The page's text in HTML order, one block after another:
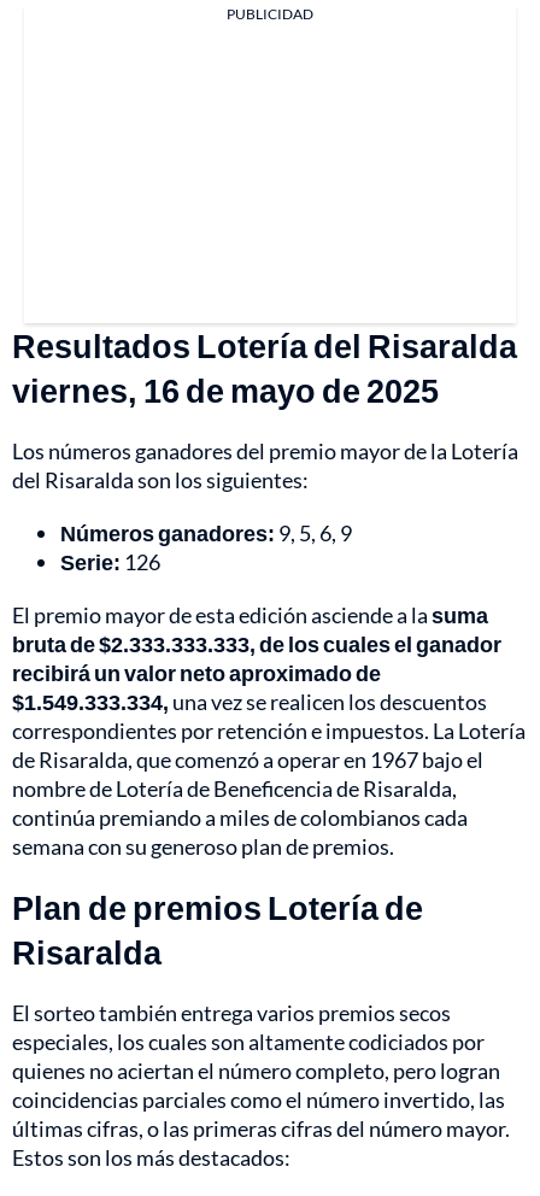
PUBLICIDAD
Resultados Lotería del Risaralda
viernes, 16 de mayo de 2025
Los números ganadores del premio mayor de la Lotería
del Risaralda son los siguientes:
Números ganadores: 9, 5, 6, 9
Serie: 126
El premio mayor de esta edición asciende a lasuma
bruta de $2.333.333.333, de los cuales el ganador
recibirá un valor neto aproximado de
$1.549.333.334, una vez se realicen los descuentos
correspondientes por retención e impuestos. La Lotería
de Risaralda, que comenzó a operar en 1967 bajo el
nombre de Lotería de Beneficencia de Risaralda,
continúa premiando a miles de colombianos cada
semana con su generoso plan de premios.
Plan de premios Lotería de
Risaralda
El sorteo también entrega varios premios secos
especiales, los cuales son altamente codiciados por
quienes no aciertan el número completo, pero logran
coincidencias parciales como el número invertido, las
últimas cifras, o las primeras cifras del número mayor.
Estos son los más destacados: